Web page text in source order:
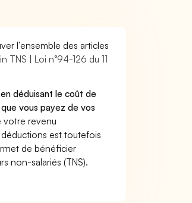
l’ensemble des articles
TNS | Loi n°94-126 du 11
déduisant le coût de
vous payez de vos
votre revenu
est toutefois
de bénéficier
non-salariés (TNS).